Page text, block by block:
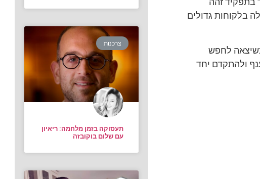
בלקוחות גדולים
כהן למדה הפקה ועריכת תוכן בערוץ 2 אך כשיצאה לחפש
ולהתקדם יחד
צרכנות
תעסוקה בזמן מלחמה: ריאיון
עם שלום בוקובזה